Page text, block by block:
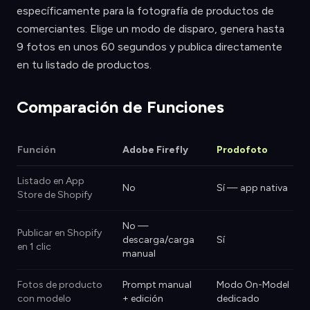
específicamente para la fotografía de productos de
comerciantes. Elige un modo de disparo, genera hasta
9 fotos en unos 60 segundos y publica directamente
en tu listado de productos.
Comparación de Funciones
Función Adobe Firefly Prodofoto
Listado en App
Store de Shopify
No Sí — app nativa
Publicar en Shopify
en 1 clic
No —
descarga/carga
manual
Sí
Fotos de producto
con modelo
Prompt manual
+ edición
Modo On-Model
dedicado